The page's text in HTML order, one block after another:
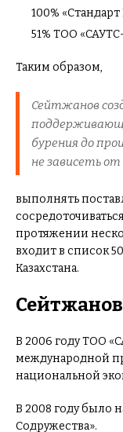
100%
51% ТОО
Таким образом,
Сейтжанов
бурения до
не зависеть
выполнять
протяжении
входит в список
Казахстана.
В 2006 году ТОО
международной
национальной
В 2008 году было
Содружества».